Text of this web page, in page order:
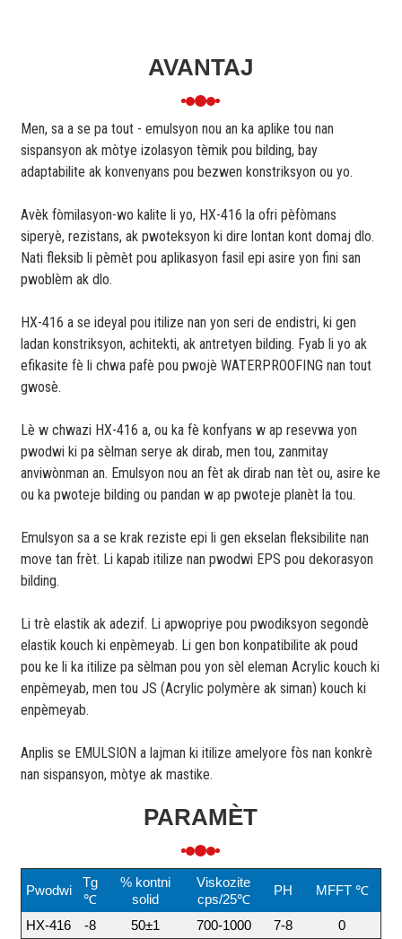
AVANTAJ
Men, sa a se pa tout - emulsyon nou an ka aplike tou nan
sispansyon ak mòtye izolasyon tèmik pou bilding, bay
adaptabilite ak konvenyans pou bezwen konstriksyon ou yo.
Avèk fòmilasyon-wo kalite li yo, HX-416 la ofri pèfòmans
siperyè, rezistans, ak pwoteksyon ki dire lontan kont domaj dlo.
Nati fleksib li pèmèt pou aplikasyon fasil epi asire yon fini san
pwoblèm ak dlo.
HX-416 a se ideyal pou itilize nan yon seri de endistri, ki gen
ladan konstriksyon, achitekti, ak antretyen bilding. Fyab li yo ak
efikasite fè li chwa pafè pou pwojè WATERPROOFING nan tout
gwosè.
Lè w chwazi HX-416 a, ou ka fè konfyans w ap resevwa yon
pwodwi ki pa sèlman serye ak dirab, men tou, zanmitay
anviwònman an. Emulsyon nou an fèt ak dirab nan tèt ou, asire ke
ou ka pwoteje bilding ou pandan w ap pwoteje planèt la tou.
Emulsyon sa a se krak reziste epi li gen ekselan fleksibilite nan
move tan frèt. Li kapab itilize nan pwodwi EPS pou dekorasyon
bilding.
Li trè elastik ak adezif. Li apwopriye pou pwodiksyon segondè
elastik kouch ki enpèmeyab. Li gen bon konpatibilite ak poud
pou ke li ka itilize pa sèlman pou yon sèl eleman Acrylic kouch ki
enpèmeyab, men tou JS (Acrylic polymère ak siman) kouch ki
enpèmeyab.
Anplis se EMULSION a lajman ki itilize amelyore fòs nan konkrè
nan sispansyon, mòtye ak mastike.
PARAMÈT
Pwodwi
Tg
℃
% kontni
solid
Viskozite
cps/25℃
PH MFFT ℃
HX-416 -8 50±1 700-1000 7-8 0